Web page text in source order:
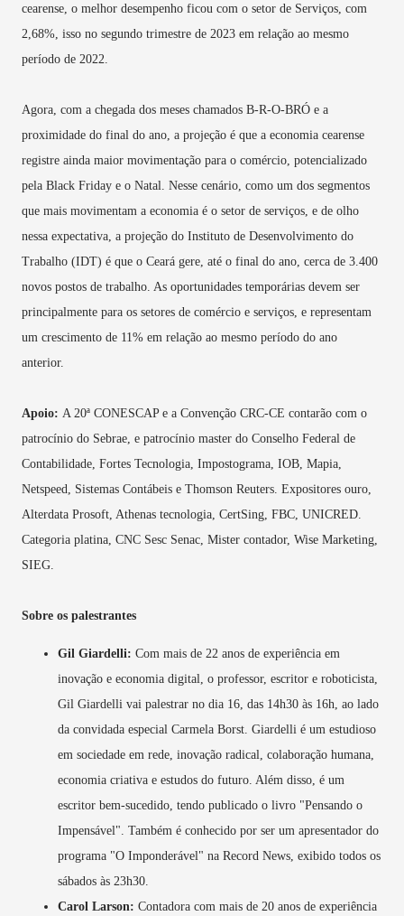
cearense, o melhor desempenho ficou com o setor de Serviços, com
2,68%, isso no segundo trimestre de 2023 em relação ao mesmo
período de 2022.
Agora, com a chegada dos meses chamados B-R-O-BRÓ e a
proximidade do final do ano, a projeção é que a economia cearense
registre ainda maior movimentação para o comércio, potencializado
pela Black Friday e o Natal. Nesse cenário, como um dos segmentos
que mais movimentam a economia é o setor de serviços, e de olho
nessa expectativa, a projeção do Instituto de Desenvolvimento do
Trabalho (IDT) é que o Ceará gere, até o final do ano, cerca de 3.400
novos postos de trabalho. As oportunidades temporárias devem ser
principalmente para os setores de comércio e serviços, e representam
um crescimento de 11% em relação ao mesmo período do ano
anterior.
Apoio: A 20ª CONESCAP e a Convenção CRC-CE contarão com o
patrocínio do Sebrae, e patrocínio master do Conselho Federal de
Contabilidade, Fortes Tecnologia, Impostograma, IOB, Mapia,
Netspeed, Sistemas Contábeis e Thomson Reuters. Expositores ouro,
Alterdata Prosoft, Athenas tecnologia, CertSing, FBC, UNICRED.
Categoria platina, CNC Sesc Senac, Mister contador, Wise Marketing,
SIEG.
Sobre os palestrantes
Gil Giardelli: Com mais de 22 anos de experiência em
inovação e economia digital, o professor, escritor e roboticista,
Gil Giardelli vai palestrar no dia 16, das 14h30 às 16h, ao lado
da convidada especial Carmela Borst. Giardelli é um estudioso
em sociedade em rede, inovação radical, colaboração humana,
economia criativa e estudos do futuro. Além disso, é um
escritor bem-sucedido, tendo publicado o livro "Pensando o
Impensável". Também é conhecido por ser um apresentador do
programa "O Imponderável" na Record News, exibido todos os
sábados às 23h30.
Carol Larson: Contadora com mais de 20 anos de experiência